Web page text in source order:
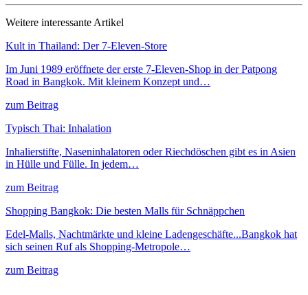
Weitere interessante Artikel
Kult in Thailand: Der 7-Eleven-Store
Im Juni 1989 eröffnete der erste 7-Eleven-Shop in der Patpong
Road in Bangkok. Mit kleinem Konzept und…
zum Beitrag
Typisch Thai: Inhalation
Inhalierstifte, Naseninhalatoren oder Riechdöschen gibt es in Asien
in Hülle und Fülle. In jedem…
zum Beitrag
Shopping Bangkok: Die besten Malls für Schnäppchen
Edel-Malls, Nachtmärkte und kleine Ladengeschäfte...Bangkok hat
sich seinen Ruf als Shopping-Metropole…
zum Beitrag